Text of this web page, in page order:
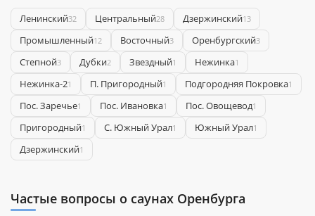
Ленинский32 Центральный28 Дзержинский13
Промышленный12 Восточный3 Оренбургский3
Степной3 Дубки2 Звездный1 Нежинка1
Нежинка-21 П. Пригородный1 Подгородняя Покровка1
Пос. Заречье1 Пос. Ивановка1 Пос. Овощевод1
Пригородный1 С. Южный Урал1 Южный Урал1
​Дзержинский1
Частые вопросы о саунах Оренбурга